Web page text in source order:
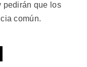
pedirán que los
común.